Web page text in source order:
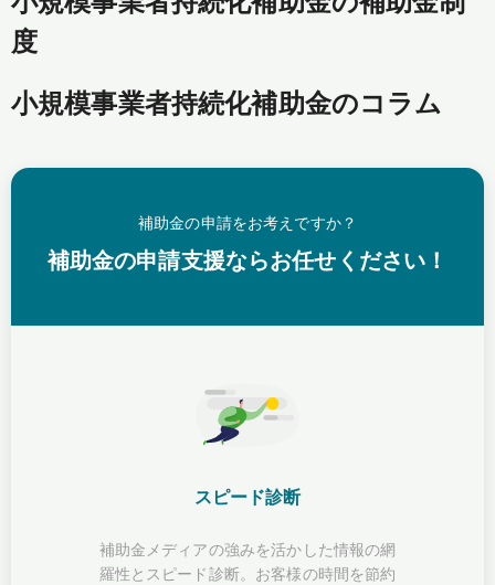
度
小規模事業者持続化補助金のコラム
補助金の申請をお考えですか？
補助金の申請支援ならお任せください！
スピード診断
補助金メディアの強みを活かした情報の網
羅性とスピード診断。お客様の時間を節約